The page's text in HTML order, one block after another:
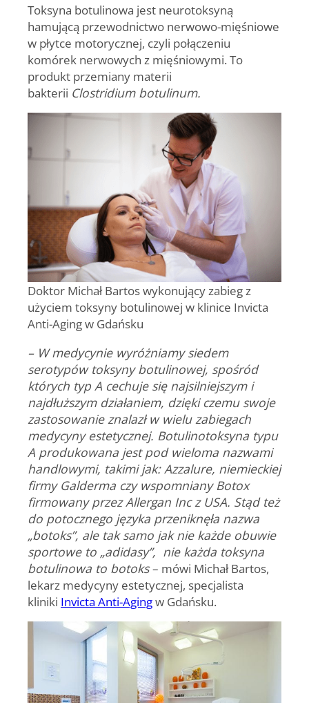
Toksyna botulinowa jest neurotoksyną
hamującą przewodnictwo nerwowo-mięśniowe
w płytce motorycznej, czyli połączeniu
komórek nerwowych z mięśniowymi. To
produkt przemiany materii
bakterii Clostridium botulinum.
Doktor Michał Bartos wykonujący zabieg z
użyciem toksyny botulinowej w klinice Invicta
Anti-Aging w Gdańsku
– W medycynie wyróżniamy siedem
serotypów toksyny botulinowej, spośród
których typ A cechuje się najsilniejszym i
najdłuższym działaniem, dzięki czemu swoje
zastosowanie znalazł w wielu zabiegach
medycyny estetycznej. Botulinotoksyna typu
A produkowana jest pod wieloma nazwami
handlowymi, takimi jak: Azzalure, niemieckiej
firmy Galderma czy wspomniany Botox
firmowany przez Allergan Inc z USA. Stąd też
do potocznego języka przeniknęła nazwa
„botoks”, ale tak samo jak nie każde obuwie
sportowe to „adidasy”, nie każda toksyna
botulinowa to botoks– mówi Michał Bartos,
lekarz medycyny estetycznej, specjalista
kliniki Invicta Anti-Agingw Gdańsku.